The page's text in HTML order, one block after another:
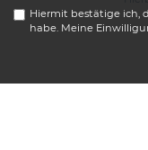
Hiermit bestätige ich,
habe. Meine